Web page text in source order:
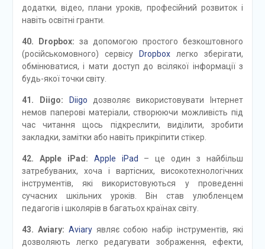
додатки, відео, плани уроків, професійний розвиток і
навіть освітні гранти.
40. Dropbox: за допомогою простого безкоштовного
(російськомовного) сервісу
Dropbox легко зберігати,
обмінюватися, і мати доступ до всілякої інформації з
будь-якої точки світу.
41. Diigo: Diigo дозволяє використовувати Інтернет
немов паперові матеріали, створюючи можливість під
час читання щось підкреслити, виділити, зробити
закладки, замітки або навіть прикріпити стікер.
42. Apple iPad: Apple iPad – це один з найбільш
затребуваних, хоча і вартісних, високотехнологічних
інструментів, які використовуються у проведенні
сучасних шкільних уроків. Він став улюбленцем
педагогів і школярів в багатьох країнах світу.
43. Aviary: Aviaryявляє собою набір інструментів, які
дозволяють легко редагувати зображення, ефекти,